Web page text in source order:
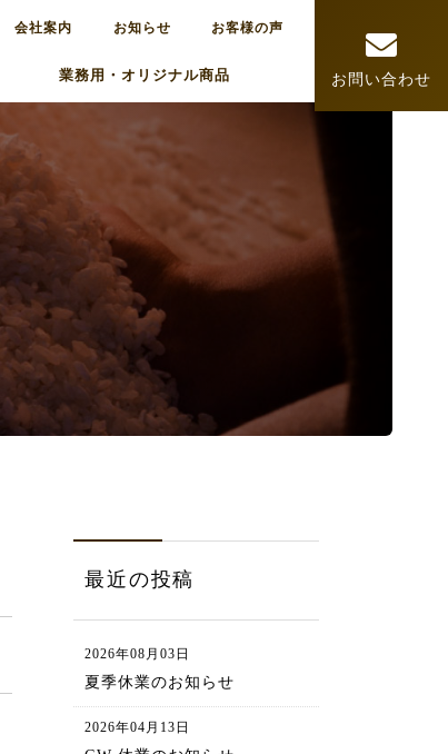
会社案内 お知らせ お客様の声
業務用・オリジナル商品 お問い合わせ
最近の投稿
2026年08月03日
夏季休業のお知らせ
2026年04月13日